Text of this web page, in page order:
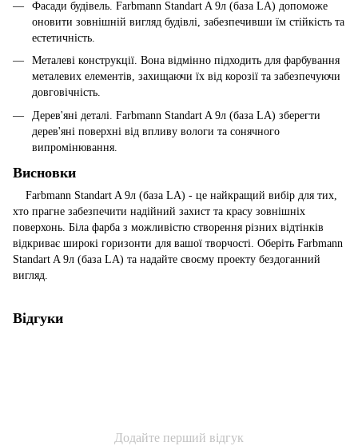
Фасади будівель. Farbmann Standart A 9л (база LA) допоможе
оновити зовнішній вигляд будівлі, забезпечивши їм стійкість та
естетичність.
Металеві конструкції. Вона відмінно підходить для фарбування
металевих елементів, захищаючи їх від корозії та забезпечуючи
довговічність.
Дерев'яні деталі. Farbmann Standart A 9л (база LA) зберегти
дерев'яні поверхні від впливу вологи та сонячного
випромінювання.
Висновки
Farbmann Standart A 9л (база LA) - це найкращий вибір для тих,
хто прагне забезпечити надійний захист та красу зовнішніх
поверхонь. Біла фарба з можливістю створення різних відтінків
відкриває широкі горизонти для вашої творчості. Оберіть Farbmann
Standart A 9л (база LA) та надайте своєму проекту бездоганний
вигляд.
Відгуки
Додайте перший відгук